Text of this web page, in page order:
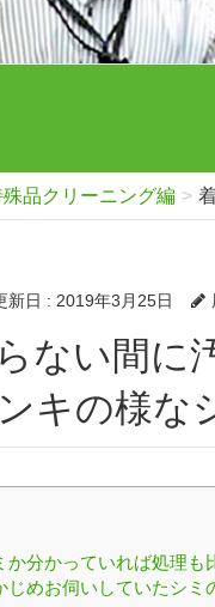
殊品クリーニング編
新日 : 2019年3月25日
キの様な
か分かっていれば処理
じめお伺いしていたシ